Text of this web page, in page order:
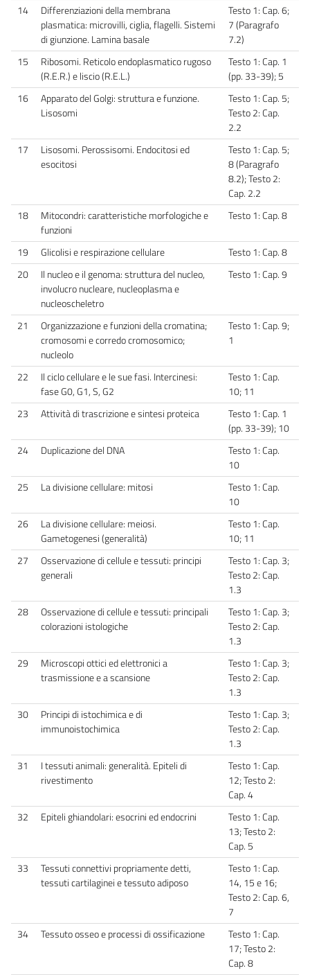
14
Differenziazioni della membrana
plasmatica: microvilli, ciglia, flagelli. Sistemi
di giunzione. Lamina basale
Testo 1: Cap. 6;
7 (Paragrafo
7.2)
15
Ribosomi. Reticolo endoplasmatico rugoso
(R.E.R.) e liscio (R.E.L.)
Testo 1: Cap. 1
(pp. 33-39); 5
16
Apparato del Golgi: struttura e funzione.
Lisosomi
Testo 1: Cap. 5;
Testo 2: Cap.
2.2
17
Lisosomi. Perossisomi. Endocitosi ed
esocitosi
Testo 1: Cap. 5;
8 (Paragrafo
8.2); Testo 2:
Cap. 2.2
18
Mitocondri: caratteristiche morfologiche e
funzioni
Testo 1: Cap. 8
19 Glicolisi e respirazione cellulare
Testo 1: Cap. 8
20
Il nucleo e il genoma: struttura del nucleo,
involucro nucleare, nucleoplasma e
nucleoscheletro
Testo 1: Cap. 9
21
Organizzazione e funzioni della cromatina;
cromosomi e corredo cromosomico;
nucleolo
Testo 1: Cap. 9;
1
22
Il ciclo cellulare e le sue fasi. Intercinesi:
fase G0, G1, S, G2
Testo 1: Cap.
10; 11
23
Attività di trascrizione e sintesi proteica
Testo 1: Cap. 1
(pp. 33-39); 10
24
Duplicazione del DNA
Testo 1: Cap.
10
25
La divisione cellulare: mitosi
Testo 1: Cap.
10
26
La divisione cellulare: meiosi.
Gametogenesi (generalità)
Testo 1: Cap.
10; 11
27
Osservazione di cellule e tessuti: principi
generali
Testo 1: Cap. 3;
Testo 2: Cap.
1.3
28
Osservazione di cellule e tessuti: principali
colorazioni istologiche
Testo 1: Cap. 3;
Testo 2: Cap.
1.3
29
Microscopi ottici ed elettronici a
trasmissione e a scansione
Testo 1: Cap. 3;
Testo 2: Cap.
1.3
30
Principi di istochimica e di
immunoistochimica
Testo 1: Cap. 3;
Testo 2: Cap.
1.3
31
I tessuti animali: generalità. Epiteli di
rivestimento
Testo 1: Cap.
12; Testo 2:
Cap. 4
32
Epiteli ghiandolari: esocrini ed endocrini
Testo 1: Cap.
13; Testo 2:
Cap. 5
33
Tessuti connettivi propriamente detti,
tessuti cartilaginei e tessuto adiposo
Testo 1: Cap.
14, 15 e 16;
Testo 2: Cap. 6,
7
34
Tessuto osseo e processi di ossificazione
Testo 1: Cap.
17; Testo 2:
Cap. 8